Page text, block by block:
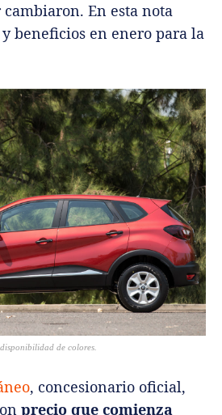
En esta nota
beneficios en enero para la
de colores.
, concesionario oficial,
precio que comienza